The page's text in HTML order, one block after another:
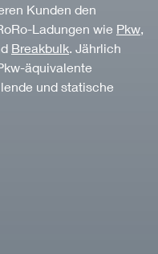
Kunden den
Ladungen wie Pkw
Breakbulk . Jährlich
äquivalente
und statische